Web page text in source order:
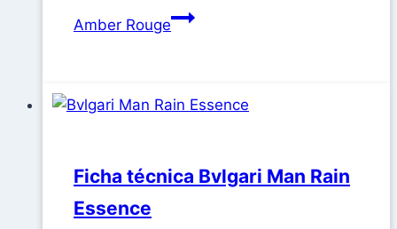
Amber Rouge
Ficha técnica Bvlgari Man Rain
Essence